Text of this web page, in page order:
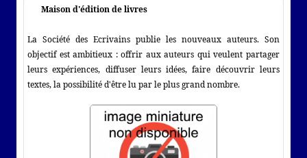
Maison d'édition de livres
La Société des Ecrivains publie les nouveaux auteurs. Son
objectif est ambitieux : offrir aux auteurs qui veulent partager
leurs expériences, diffuser leurs idées, faire découvrir leurs
textes, la possibilité d'être lu par le plus grand nombre.